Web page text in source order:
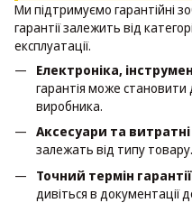
Ми підтримуємо гарантійні
гарантії залежить від
експлуатації.
Електроніка,
гарантія може становити
виробника.
Аксесуари та
залежать від типу товару.
Точний термін
дивіться в документації